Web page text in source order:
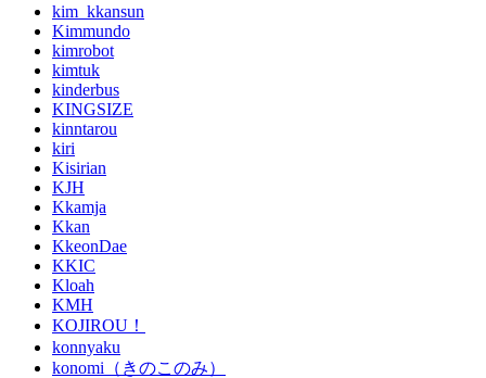
kim_kkansun
Kimmundo
kimrobot
kimtuk
kinderbus
KINGSIZE
kinntarou
kiri
Kisirian
KJH
Kkamja
Kkan
KkeonDae
KKIC
Kloah
KMH
KOJIROU！
konnyaku
konomi（きのこのみ）